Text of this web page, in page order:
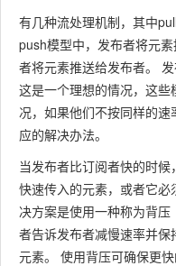
有几种流处理机制，其中
push模型中，发布者将元
者将元素推送给发布者。
这是一个理想的情况，这
况，如果他们不按同样的
应的解决办法。
当发布者比订阅者快的时
快速传入的元素，或者它
决方案是使用一种称为背
者告诉发布者减慢速率并
元素。 使用背压可确保更